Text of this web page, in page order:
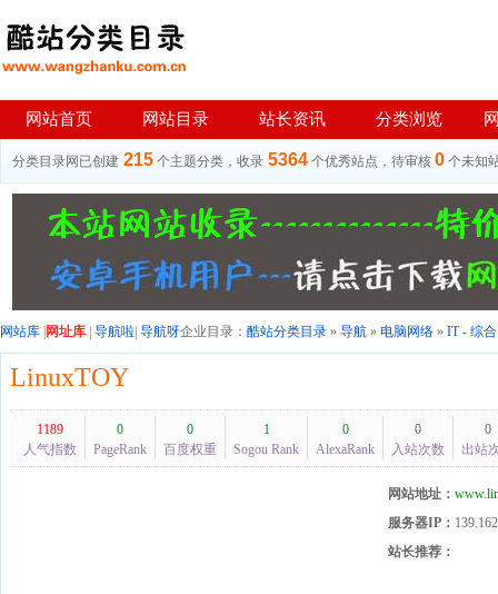
网站首页 网站目录 站长资讯 分类浏览
分类目录网已创建 215 个主题分类，收录 5364 个优秀站点，待审核 0 个未知
网站库 网址库 导航啦 导航呀企业目录： 酷站分类目录 » 导航 » 电脑网络 » IT - 综合
LinuxTOY
1189
人气指数
0
PageRank
0
百度权重
1
Sogou Rank
0
AlexaRank
0
入站次数
0
出站
网站地址：
服务器IP：
站长推荐：